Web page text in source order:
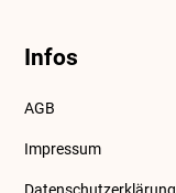
Infos
AGB
Impressum